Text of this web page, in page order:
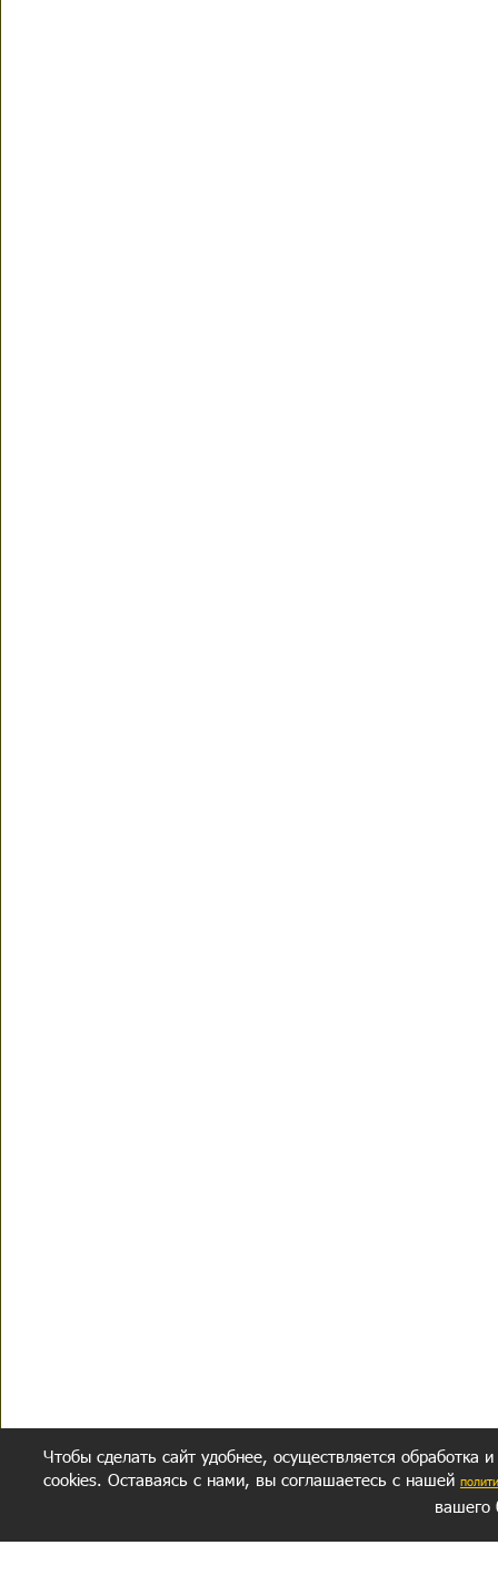
Чтобы сделать сайт удобнее, осуществляется обработка
cookies. Оставаясь с нами, вы соглашаетесь с нашей
вашего